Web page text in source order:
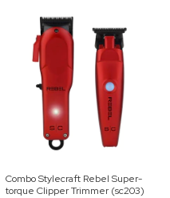
Combo Stylecraft Rebel Super-
torque Clipper Trimmer (sc203)